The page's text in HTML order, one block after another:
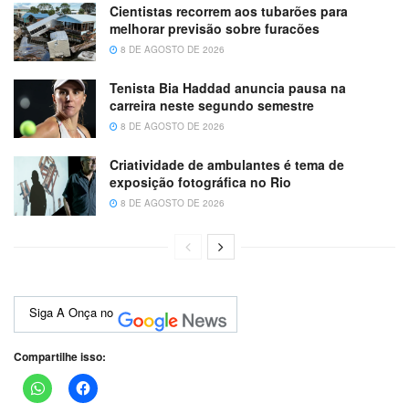
Cientistas recorrem aos tubarões para
melhorar previsão sobre furacões
8 DE AGOSTO DE 2026
Tenista Bia Haddad anuncia pausa na
carreira neste segundo semestre
8 DE AGOSTO DE 2026
Criatividade de ambulantes é tema de
exposição fotográfica no Rio
8 DE AGOSTO DE 2026
Siga A Onça no
Compartilhe isso: